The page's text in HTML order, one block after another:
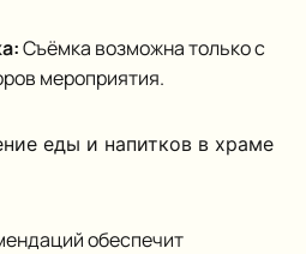
Съёмка возможна только с
мероприятия.
еды и напитков в храме
обеспечит